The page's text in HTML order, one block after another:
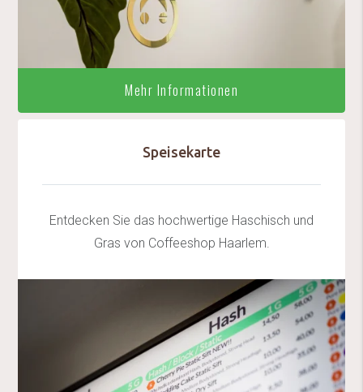
Mehr Informationen
Speisekarte
Entdecken Sie das hochwertige Haschisch und
Gras von Coffeeshop Haarlem.